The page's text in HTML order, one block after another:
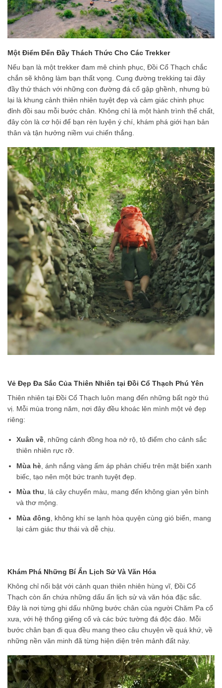
Một Điểm Đến Đầy Thách Thức Cho Các Trekker
Nếu bạn là một trekker đam mê chinh phục, Đồi Cổ Thạch chắc
chắn sẽ không làm bạn thất vọng. Cung đường trekking tại đây
đầy thử thách với những con đường đá cổ gập ghềnh, nhưng bù
lại là khung cảnh thiên nhiên tuyệt đẹp và cảm giác chinh phục
đỉnh đồi sau mỗi bước chân. Không chỉ là một hành trình thể chất,
đây còn là cơ hội để bạn rèn luyện ý chí, khám phá giới hạn bản
thân và tận hưởng niềm vui chiến thắng.
Vẻ Đẹp Đa Sắc Của Thiên Nhiên tại Đồi Cổ Thạch Phú Yên
Thiên nhiên tại Đồi Cổ Thạch luôn mang đến những bất ngờ thú
vị. Mỗi mùa trong năm, nơi đây đều khoác lên mình một vẻ đẹp
riêng:
Xuân về, những cánh đồng hoa nở rộ, tô điểm cho cảnh sắc
thiên nhiên rực rỡ.
Mùa hè , ánh nắng vàng ấm áp phản chiếu trên mặt biển xanh
biếc, tạo nên một bức tranh tuyệt đẹp.
Mùa thu , lá cây chuyển màu, mang đến không gian yên bình
và thơ mộng.
Mùa đông , không khí se lạnh hòa quyện cùng gió biển, mang
lại cảm giác thư thái và dễ chịu.
Khám Phá Những Bí Ẩn Lịch Sử Và Văn Hóa
Không chỉ nổi bật với cảnh quan thiên nhiên hùng vĩ, Đồi Cổ
Thạch còn ẩn chứa những dấu ấn lịch sử và văn hóa đặc sắc.
Đây là nơi từng ghi dấu những bước chân của người Chăm Pa cổ
xưa, với hệ thống giếng cổ và các bức tường đá độc đáo. Mỗi
bước chân bạn đi qua đều mang theo câu chuyện về quá khứ, về
những nền văn minh đã từng hiện diện trên mảnh đất này.